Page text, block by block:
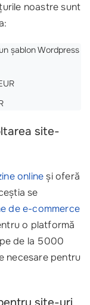
noastre sunt
șablon Wordpress
site-
onlineși oferă
se
de e-commerce
o platformă
de la 5000
necesare pentru